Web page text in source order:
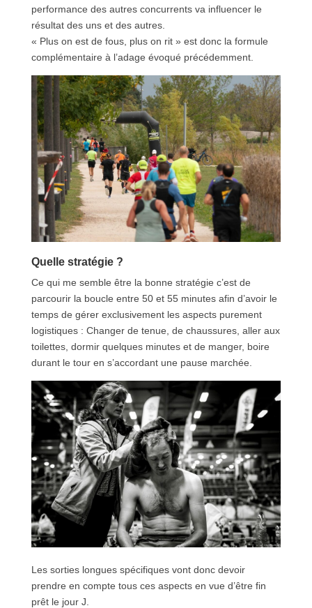
performance des autres concurrents va influencer le
résultat des uns et des autres.
« Plus on est de fous, plus on rit » est donc la formule
complémentaire à l’adage évoqué précédemment.
Quelle stratégie ?
Ce qui me semble être la bonne stratégie c’est de
parcourir la boucle entre 50 et 55 minutes afin d’avoir le
temps de gérer exclusivement les aspects purement
logistiques : Changer de tenue, de chaussures, aller aux
toilettes, dormir quelques minutes et de manger, boire
durant le tour en s’accordant une pause marchée.
Les sorties longues spécifiques vont donc devoir
prendre en compte tous ces aspects en vue d’être fin
prêt le jour J.